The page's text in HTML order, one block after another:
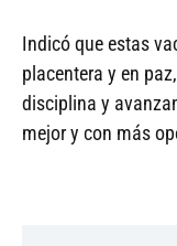
Indicó que estas
placentera y en
disciplina y
mejor y con más